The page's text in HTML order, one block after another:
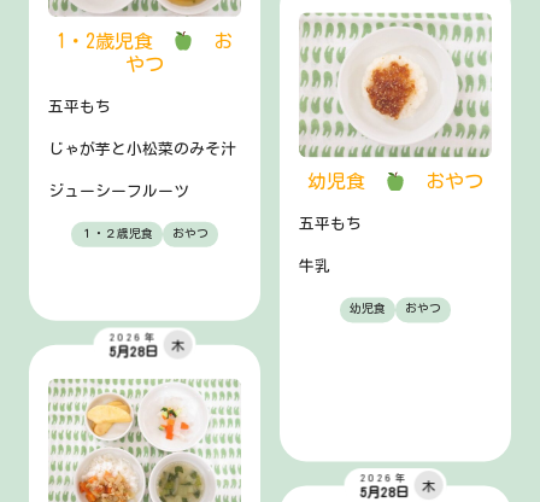
1・2歳児食
お
やつ
五平もち
じゃが芋と小松菜のみそ汁
ジューシーフルーツ
１・２歳児食 おやつ
幼児食 おやつ
五平もち
牛乳
幼児食 おやつ
2026年
5月28日
木
2026年
5月28日
木